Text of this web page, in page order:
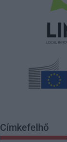
Címkefelhő